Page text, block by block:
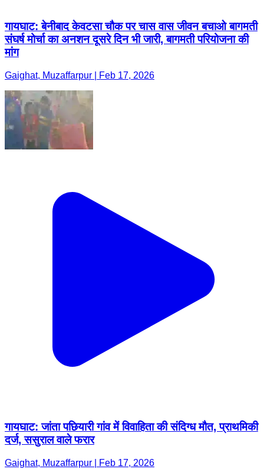
गायघाट: बेनीबाद केवटसा चौक पर चास वास जीवन बचाओ बागमती
संघर्ष मोर्चा का अनशन दूसरे दिन भी जारी, बागमती परियोजना की
मांग
Gaighat, Muzaffarpur | Feb 17, 2026
गायघाट: जांता पछियारी गांव में विवाहिता की संदिग्ध मौत, प्राथमिकी
दर्ज, ससुराल वाले फरार
Gaighat, Muzaffarpur | Feb 17, 2026